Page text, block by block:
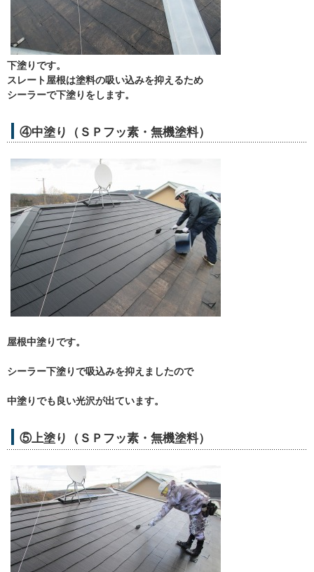
下塗りです。
スレート屋根は塗料の吸い込みを抑えるため
シーラーで下塗りをします。
④中塗り（ＳＰフッ素・無機塗料）
屋根中塗りです。
シーラー下塗りで吸込みを抑えましたので
中塗りでも良い光沢が出ています。
⑤上塗り（ＳＰフッ素・無機塗料）